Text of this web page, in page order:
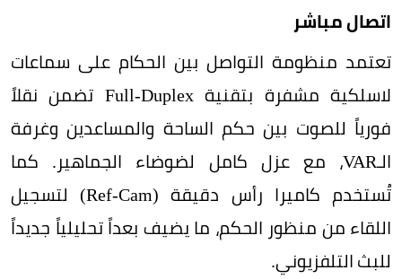
اتصال مباشر
تعتمد منظومة التواصل بين الحكام على سماعات
لاسلكية مشفرة بتقنية Full-Duplex تضمن نقلاً
فورياً للصوت بين حكم الساحة والمساعدين وغرفة
الـVAR، مع عزل كامل لضوضاء الجماهير. كما
تُستخدم كاميرا رأس دقيقة (Ref-Cam) لتسجيل
اللقاء من منظور الحكم، ما يضيف بعداً تحليلياً جديداً
للبث التلفزيوني.